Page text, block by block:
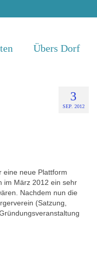
Übers Dorf
3
SEP. 2012
eine neue Plattform
im März 2012 ein sehr
Nachdem nun die
(Satzung,